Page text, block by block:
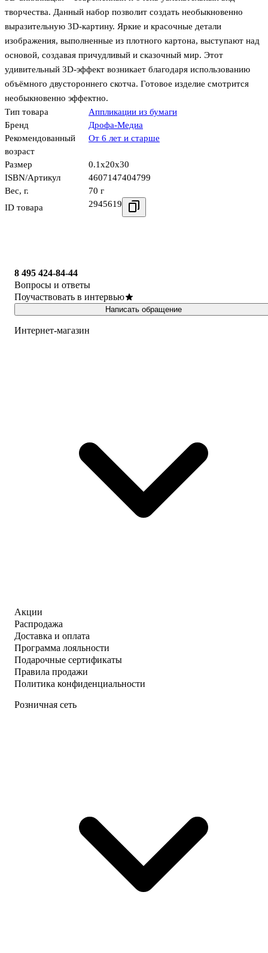
творчества. Данный набор позволит создать необыкновенно
выразительную 3D-картину. Яркие и красочные детали
изображения, выполненные из плотного картона, выступают над
основой, создавая причудливый и сказочный мир. Этот
удивительный 3D-эффект возникает благодаря использованию
объёмного двустороннего скотча. Готовое изделие смотрится
необыкновенно эффектно.
Тип товара
Аппликации из бумаги
Бренд
Дрофа-Медиа
Рекомендованный
возраст
От 6 лет и старше
Размер
0.1x20x30
ISBN/Артикул
4607147404799
Вес, г.
70 г
ID товара
2945619
8 495 424-84-44
Вопросы и ответы
Поучаствовать в интервью
Написать обращение
Интернет-магазин
Акции
Распродажа
Доставка и оплата
Программа лояльности
Подарочные сертификаты
Правила продажи
Политика конфиденциальности
Розничная сеть